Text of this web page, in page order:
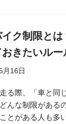
ク制限とは
きたいルー
月16日
る際、「車と同
んな制限がある
とがある人も多